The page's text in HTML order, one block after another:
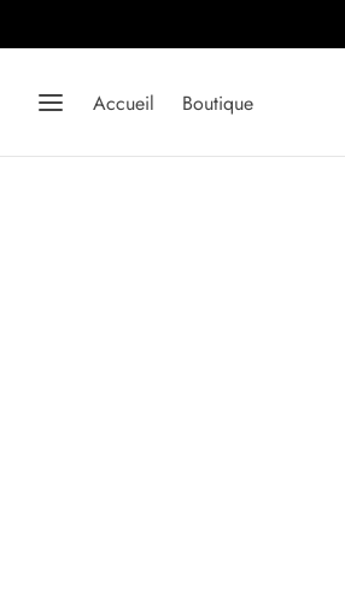
Accueil Boutique